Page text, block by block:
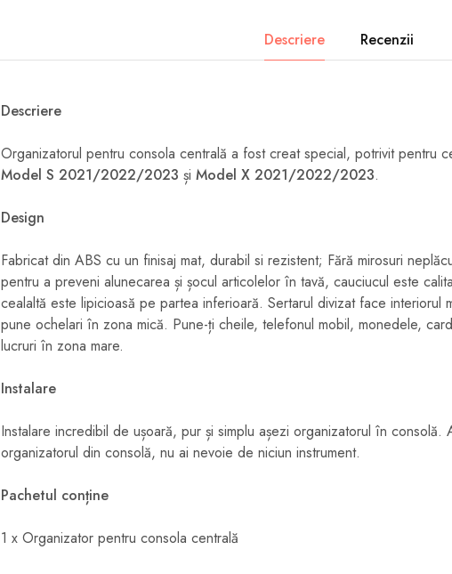
Descriere Recenzii
Descriere
Organizatorul pentru consola centrală a fost creat special, potrivit pentru
Model S 2021/2022/2023 și Model X 2021/2022/2023.
Design
Fabricat din ABS cu un finisaj mat, durabil si rezistent; Fără mirosuri
pentru a preveni alunecarea și șocul articolelor în tavă, cauciucul este
cealaltă este lipicioasă pe partea inferioară. Sertarul divizat face interiorul
pune ochelari în zona mică. Pune-ți cheile, telefonul mobil, monedele,
lucruri în zona mare.
Instalare
Instalare incredibil de ușoară, pur și simplu așezi organizatorul în
organizatorul din consolă, nu ai nevoie de niciun instrument.
Pachetul conține
1 x Organizator pentru consola centrală